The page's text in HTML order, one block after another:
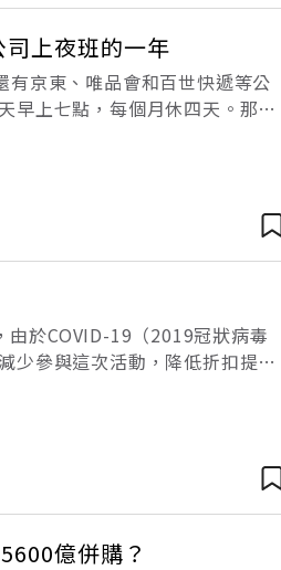
上夜班的一年
京東、唯品會和百世快遞等公
早上七點，每個月休四天。那裡
於COVID-19（2019冠狀病毒
少參與這次活動，降低折扣提供
億併購？